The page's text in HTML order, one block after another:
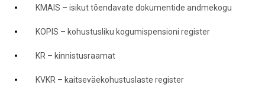
KMAIS – isikut tõendavate dokumentide andmekogu
KOPIS – kohustusliku kogumispensioni register
KR – kinnistusraamat
KVKR – kaitseväekohustuslaste register